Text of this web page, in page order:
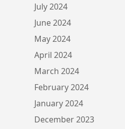
July 2024
June 2024
May 2024
April 2024
March 2024
February 2024
January 2024
December 2023